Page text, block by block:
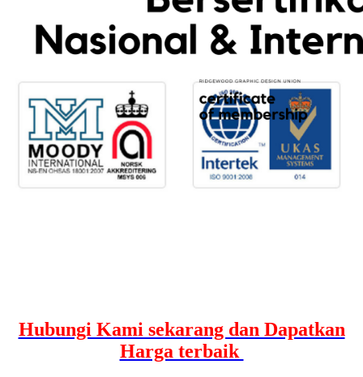
Hubungi Kami sekarang dan Dapatkan
Harga terbaik